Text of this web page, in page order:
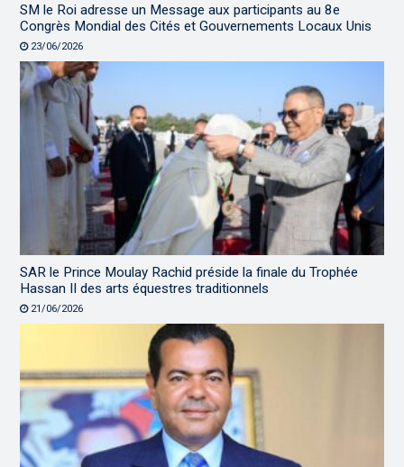
SM le Roi adresse un Message aux participants au 8e
Congrès Mondial des Cités et Gouvernements Locaux Unis
23/06/2026
SAR le Prince Moulay Rachid préside la finale du Trophée
Hassan II des arts équestres traditionnels
21/06/2026